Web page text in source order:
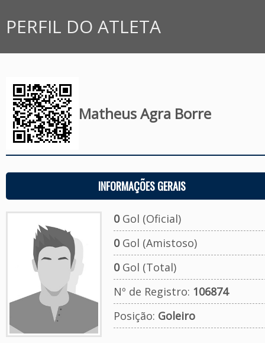
PERFIL DO ATLETA
Matheus Agra Borre
INFORMAÇÕES GERAIS
0Gol (Oficial)
0Gol (Amistoso)
0Gol (Total)
Nº de Registro: 106874
Posição: Goleiro